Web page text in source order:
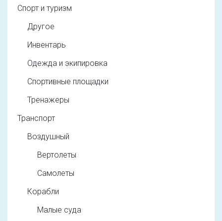
Спорт и туризм
Другое
Инвентарь
Одежда и экипировка
Спортивные площадки
Тренажеры
Транспорт
Воздушный
Вертолеты
Самолеты
Корабли
Малые суда